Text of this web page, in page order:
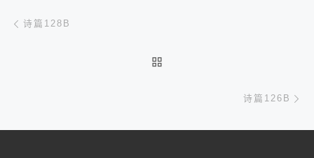
文章导航
诗篇128B
诗篇126B